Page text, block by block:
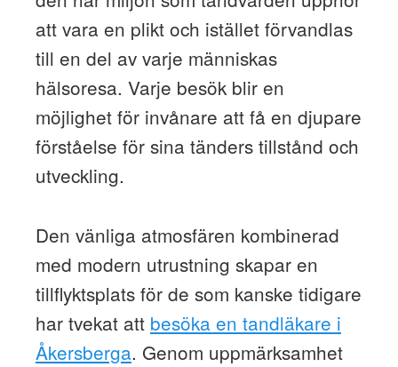
att vara en plikt och istället förvandlas
till en del av varje människas
hälsoresa. Varje besök blir en
möjlighet för invånare att få en djupare
förståelse för sina tänders tillstånd och
utveckling.
Den vänliga atmosfären kombinerad
med modern utrustning skapar en
tillflyktsplats för de som kanske tidigare
har tvekat att besöka en tandläkare i
Åkersberga. Genom uppmärksamhet